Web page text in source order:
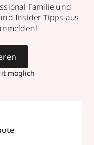
Familie und
Insider-Tipps aus
möglich